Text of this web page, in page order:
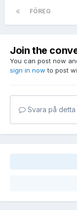
FÖREG
Join the
You can post now
sign in now to post
Svara på